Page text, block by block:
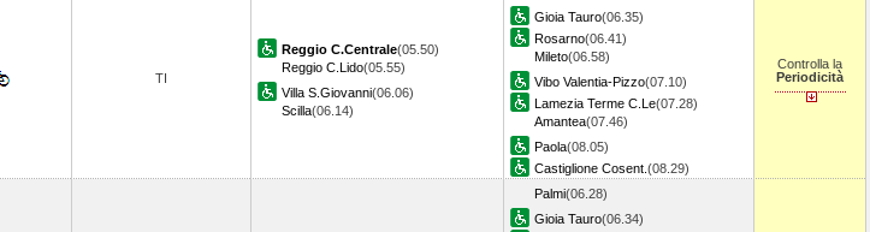
TI
Reggio C.Centrale(05.50)
Reggio C.Lido(05.55)
Villa S.Giovanni(06.06)
Scilla(06.14)
Gioia Tauro(06.35)
Rosarno(06.41)
Mileto(06.58)
Vibo Valentia-Pizzo(07.10)
Lamezia Terme C.Le(07.28)
Amantea(07.46)
Paola(08.05)
Castiglione Cosent. (08.29)
Controlla la
Periodicità
Palmi(06.28)
Gioia Tauro(06.34)